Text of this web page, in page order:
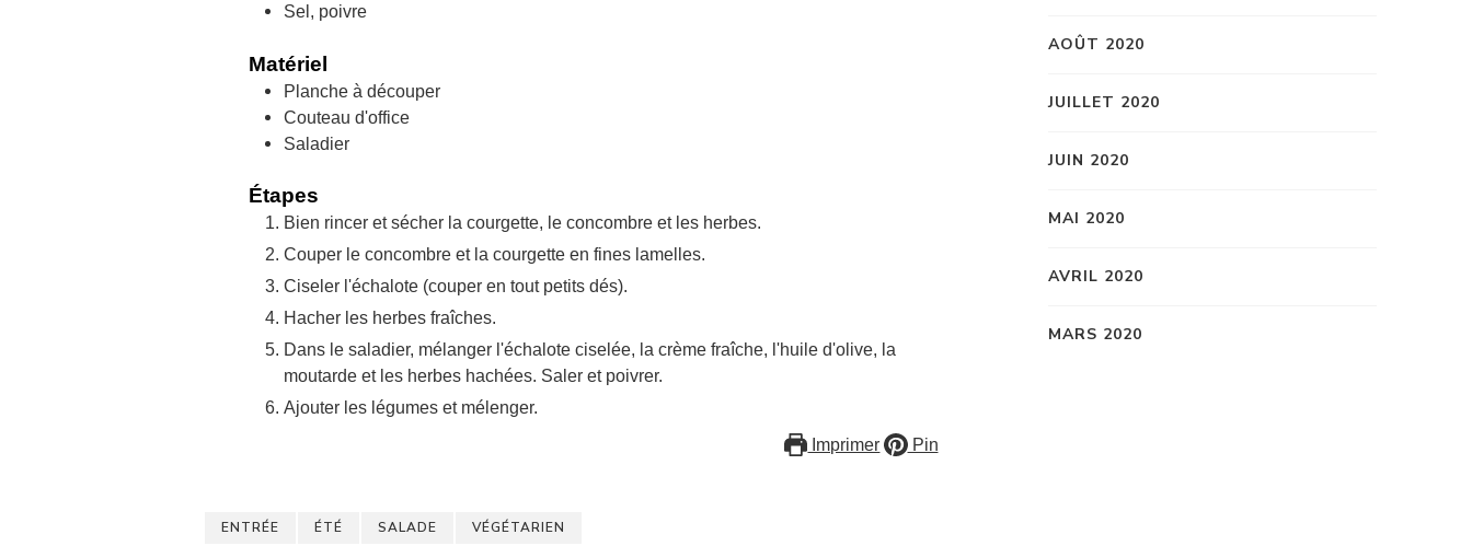
Sel, poivre
Matériel
Planche à découper
Couteau d'office
Saladier
Étapes
Bien rincer et sécher la courgette, le concombre et les herbes.
Couper le concombre et la courgette en fines lamelles.
Ciseler l'échalote (couper en tout petits dés).
Hacher les herbes fraîches.
Dans le saladier, mélanger l'échalote ciselée, la crème fraîche, l'huile d'olive, la
moutarde et les herbes hachées. Saler et poivrer.
Ajouter les légumes et mélenger.
Imprimer
Pin
ENTRÉE ÉTÉ SALADE VÉGÉTARIEN
AOÛT 2020
JUILLET 2020
JUIN 2020
MAI 2020
AVRIL 2020
MARS 2020